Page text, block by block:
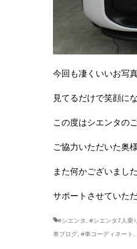
今回も凄くいいお写
見てるだけで笑顔に
この度はシエンタの
ご協力いただいた奥
また何かございまし
サポートさせていた
#シエンタ #シエンタ7人乗
車ブログ #車コーディネート